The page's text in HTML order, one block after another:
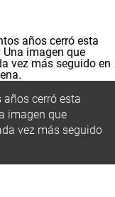
años cerró esta
imagen que
vez más seguido